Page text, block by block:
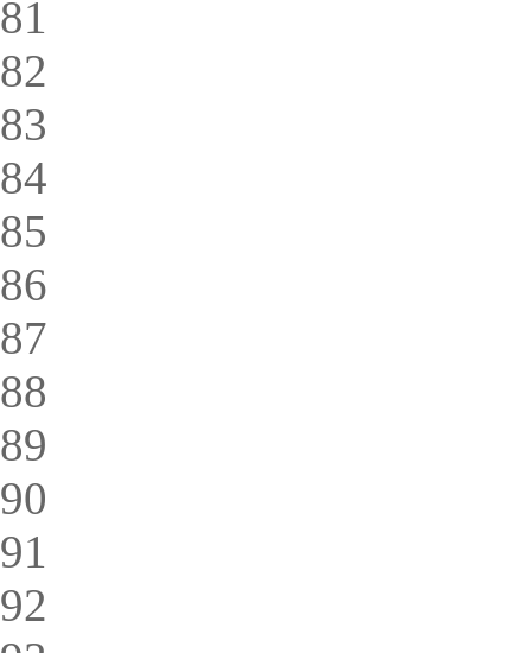
81
82
83
84
85
86
87
88
89
90
91
92